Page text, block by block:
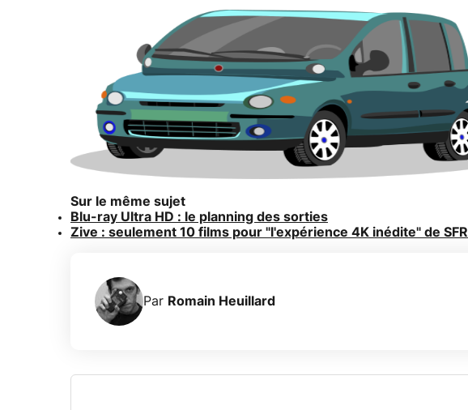
Sur le même sujet
Blu-ray Ultra HD : le planning des sorties
Zive : seulement 10 films pour "l'expérience 4K inédite" de SFR
Par Romain Heuillard